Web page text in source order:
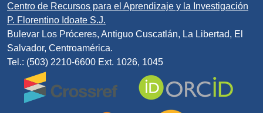
Centro de Recursos para el Aprendizaje y la Investigación
P. Florentino Idoate S.J.
Bulevar Los Próceres, Antiguo Cuscatlán, La Libertad, El
Salvador, Centroamérica.
Tel.: (503) 2210-6600 Ext. 1026, 1045